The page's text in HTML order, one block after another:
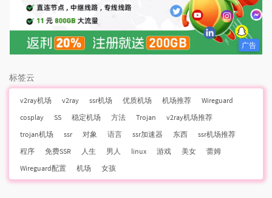
广告
标签云
v2ray机场 v2ray ssr机场 优质机场 机场推荐
Wireguard
cosplay
SS 稳定机场 方法 Trojan
v2ray机场推荐
trojan机场
ssr 对象 语言 ssr加速器 东西
ssr机场推荐
程序
免费SSR 人生 男人 linux 游戏 美女
蕾姆
Wireguard配置
机场 女孩